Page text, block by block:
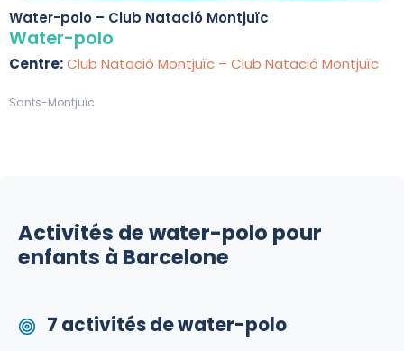
Water-polo – Club Natació Montjuïc
Water-polo
Centre:Club Natació Montjuïc – Club Natació Montjuïc
Sants-Montjuïc
Activités de water-polo pour
enfants à Barcelone
7 activités de water-polo